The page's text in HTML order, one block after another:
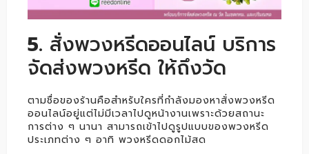
5. สั่งพวงหรีดออนไลน์ บริการ
จัดส่งพวงหรีด ให้ถึงวัด
ตามชื่อของร้านคือสำหรับใครที่กำลังมองหาสั่งพวงหรีด
ออนไลน์อยู่แต่ไม่มีเวลาไปดูหน้างานเพราะด้วยสถานะ
การต่าง ๆ นานา สามารถเข้าไปดูรูปแบบของพวงหรีด
ประเภทต่าง ๆ อาทิ พวงหรีดดอกไม้สด